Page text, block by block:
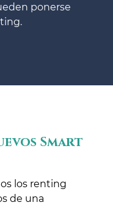
ponerse
Smart
los renting
de una